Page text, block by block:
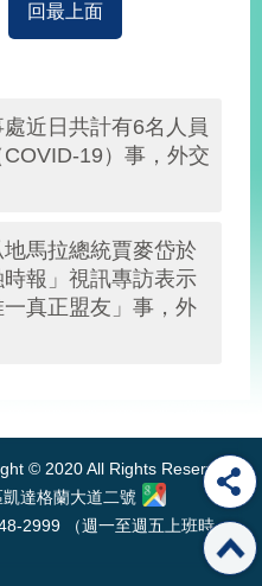
回最上面
近日共計有6名人員
19）事，外交
馬拉總統賈麥岱於
報」視訊專訪表示
一真正盟友」事，外
© 2020 All Rights Reserved
達格蘭大道二號
2999 （週一至週五上班時